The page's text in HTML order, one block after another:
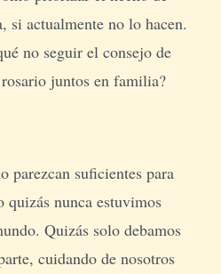
si actualmente no lo hacen.
no seguir el consejo de
juntos en familia?
parezcan suficientes para
quizás nunca estuvimos
Quizás solo debamos
cuidando de nosotros